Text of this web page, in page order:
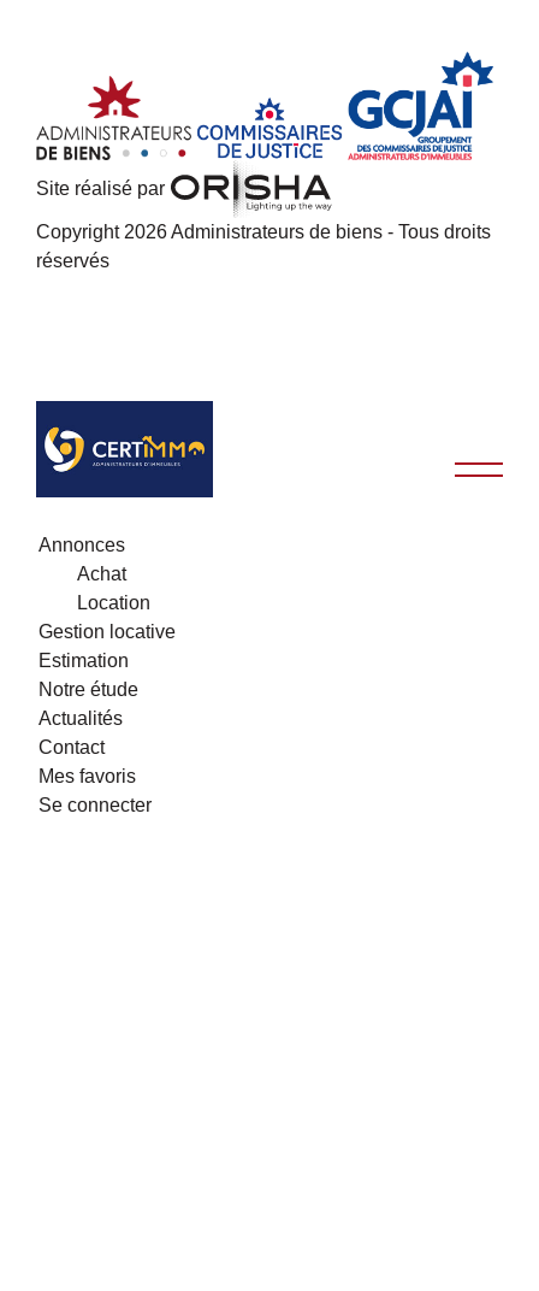
Site réalisé par
Copyright 2026 Administrateurs de biens - Tous droits
réservés
Annonces
Achat
Location
Gestion locative
Estimation
Notre étude
Actualités
Contact
Mes favoris
Se connecter